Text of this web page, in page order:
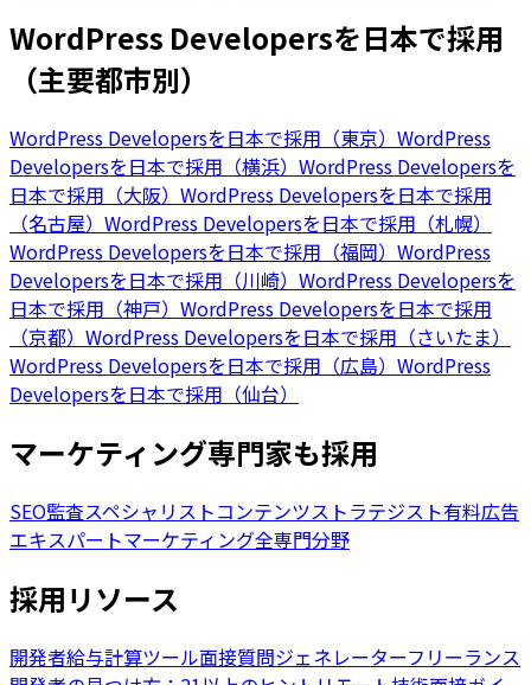
WordPress Developersを日本で採用
（主要都市別）
WordPress Developersを日本で採用（東京） WordPress
Developersを日本で採用（横浜） WordPress Developersを
日本で採用（大阪） WordPress Developersを日本で採用
（名古屋） WordPress Developersを日本で採用（札幌）
WordPress Developersを日本で採用（福岡） WordPress
Developersを日本で採用（川崎） WordPress Developersを
日本で採用（神戸） WordPress Developersを日本で採用
（京都） WordPress Developersを日本で採用（さいたま）
WordPress Developersを日本で採用（広島） WordPress
Developersを日本で採用（仙台）
マーケティング専門家も採用
SEO監査スペシャリストコンテンツストラテジスト有料広告
エキスパートマーケティング全専門分野
採用リソース
開発者給与計算ツール面接質問ジェネレーターフリーランス